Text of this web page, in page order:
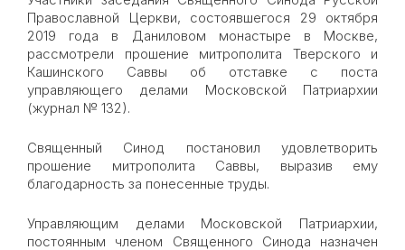
Православной Церкви, состоявшегося 29 октября
2019 года в Даниловом монастыре в Москве,
рассмотрели прошение митрополита Тверского и
Кашинского Саввы об отставке с поста
управляющего делами Московской Патриархии
(журнал № 132).
Священный Синод постановил удовлетворить
прошение митрополита Саввы, выразив ему
благодарность за понесенные труды.
Управляющим делами Московской Патриархии,
постоянным членом Священного Синода назначен